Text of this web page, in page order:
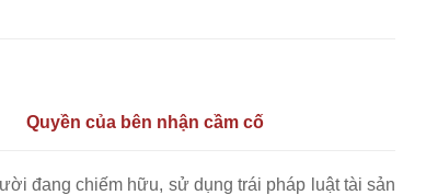
Quyền của bên nhận cầm cố
đang chiếm hữu, sử dụng trái pháp luật tài sản